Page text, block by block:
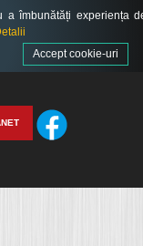
a îmbunătăți experiența
Accept cookie-uri